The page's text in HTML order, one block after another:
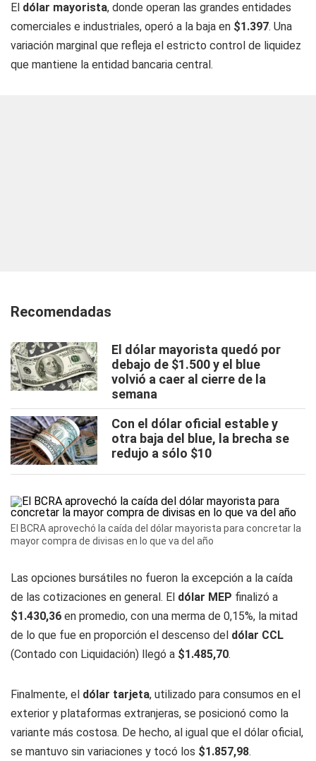
El dólar mayorista, donde operan las grandes entidades
comerciales e industriales, operó a la baja en $1.397. Una
variación marginal que refleja el estricto control de liquidez
que mantiene la entidad bancaria central.
Recomendadas
El dólar mayorista quedó por
debajo de $1.500 y el blue
volvió a caer al cierre de la
semana
Con el dólar oficial estable y
otra baja del blue, la brecha se
redujo a sólo $10
El BCRA aprovechó la caída del dólar mayorista para concretar la
mayor compra de divisas en lo que va del año
Las opciones bursátiles no fueron la excepción a la caída
de las cotizaciones en general. El dólar MEP finalizó a
$1.430,36 en promedio, con una merma de 0,15%, la mitad
de lo que fue en proporción el descenso del dólar CCL
(Contado con Liquidación) llegó a $1.485,70.
Finalmente, el dólar tarjeta, utilizado para consumos en el
exterior y plataformas extranjeras, se posicionó como la
variante más costosa. De hecho, al igual que el dólar oficial,
se mantuvo sin variaciones y tocó los $1.857,98.